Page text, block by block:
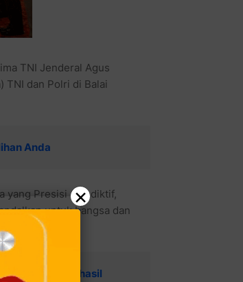
TNI Jenderal Agus
TNI dan Polri di Balai
Anda
yang Presisi (Prediktif,
untuk bangsa dan
PAN Ini Berhasil
×